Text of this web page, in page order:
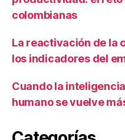
colombianas
La reactivación de la
los indicadores del
Cuando la
humano se vuelve